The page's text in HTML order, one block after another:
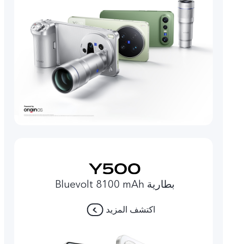
بطارية Bluevolt 8100 mAh
اكتشف المزيد